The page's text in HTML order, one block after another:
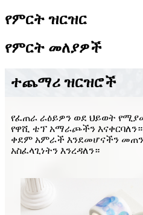
የምርት ዝርዝር
የምርት መለያዎች
ተጨማሪ ዝርዝሮች
የፈጠራ ራዕይዎን ወደ ህይወት
የዋሺ ቴፕ አማራጮችን
ቀደም አምራች እንደመሆናችን
አስፈላጊነትን እንረዳለን።